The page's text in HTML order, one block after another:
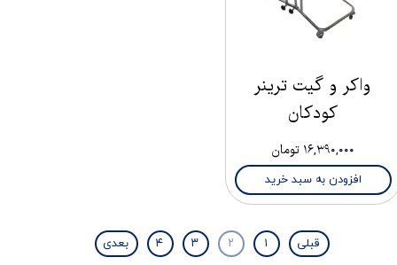
واکر و گیت ترینر
کودکان
۱۶,۳۹۰,۰۰۰ تومان
افزودن به سبد خرید
قبلی ۱ ۲ ۳ ۴ بعدی